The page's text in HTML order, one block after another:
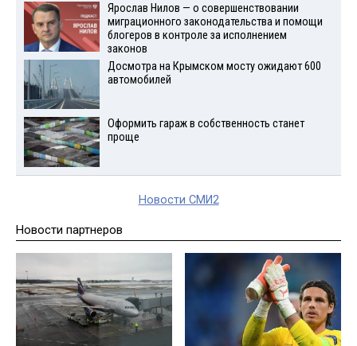
Ярослав Нилов — о совершенствовании
миграционного законодательства и помощи
блогеров в контроле за исполнением
законов
Досмотра на Крымском мосту ожидают 600
автомобилей
Оформить гараж в собственность станет
проще
Новости СМИ2
Новости партнеров